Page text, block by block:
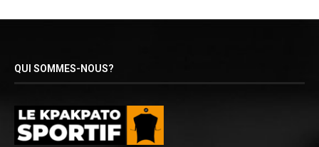
QUI SOMMES-NOUS?